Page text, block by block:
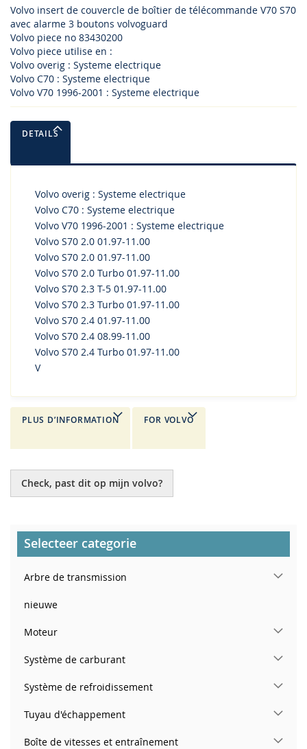
Volvo insert de couvercle de boîtier de télécommande V70 S70
avec alarme 3 boutons volvoguard
Volvo piece no 83430200
Volvo piece utilise en :
Volvo overig : Systeme electrique
Volvo C70 : Systeme electrique
Volvo V70 1996-2001 : Systeme electrique
DETAILS
Volvo overig : Systeme electrique
Volvo C70 : Systeme electrique
Volvo V70 1996-2001 : Systeme electrique
Volvo S70 2.0 01.97-11.00
Volvo S70 2.0 01.97-11.00
Volvo S70 2.0 Turbo 01.97-11.00
Volvo S70 2.3 T-5 01.97-11.00
Volvo S70 2.3 Turbo 01.97-11.00
Volvo S70 2.4 01.97-11.00
Volvo S70 2.4 08.99-11.00
Volvo S70 2.4 Turbo 01.97-11.00
V
PLUS D’INFORMATION FOR VOLVO
Check, past dit op mijn volvo?
Selecteer categorie
Arbre de transmission
nieuwe
Moteur
Système de carburant
Système de refroidissement
Tuyau d'échappement
Boîte de vitesses et entraînement